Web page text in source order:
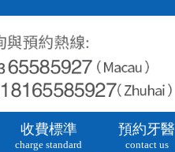
收費標準
charge standard
預約牙醫
contact us